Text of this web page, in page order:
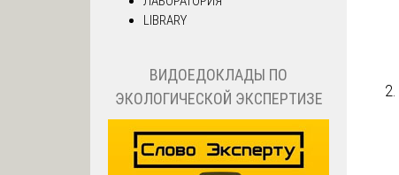
LIBRARY
ВИДОЕДОКЛАДЫ ПО
ЭКОЛОГИЧЕСКОЙ ЭКСПЕРТИЗЕ